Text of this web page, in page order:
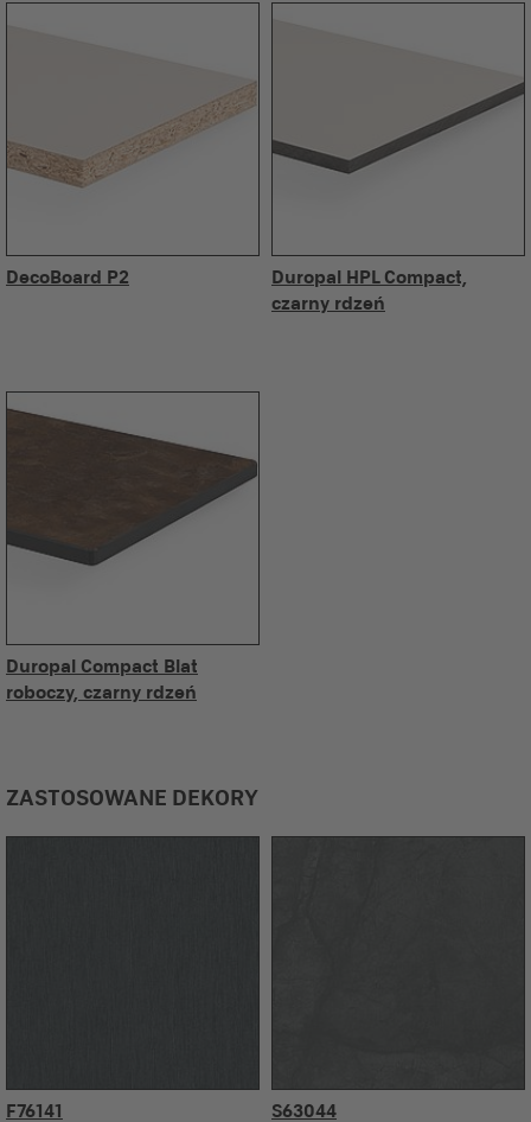
DecoBoard P2
Duropal HPL Compact,
czarny rdzeń
Duropal Compact Blat
roboczy, czarny rdzeń
ZASTOSOWANE DEKORY
F76141 S63044